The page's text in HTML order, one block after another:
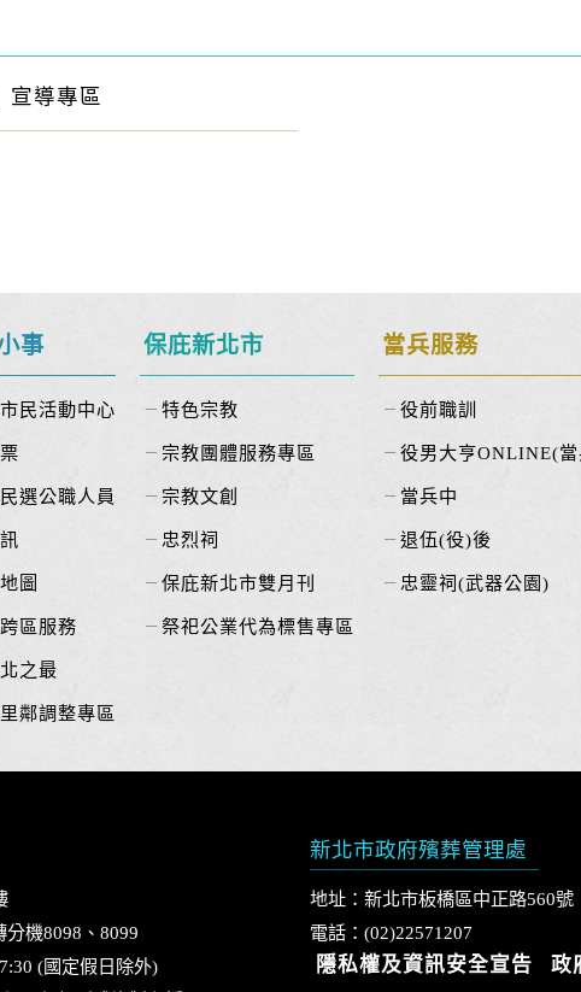
宣導專區
事
民活動中心
選公職人員
圖
區服務
之最
鄰調整專區
保庇新北市
特色宗教
宗教團體服務專區
宗教文創
忠烈祠
保庇新北市雙月刊
祭祀公業代為標售專區
當兵服務
役前職訓
役男大亨ONLINE(
當兵中
退伍(役)後
忠靈祠(武器公園)
機8098、8099
(國定假日除外)
新北市政府殯葬管理處
地址：新北市板橋區中正路560號
電話：(02)22571207
隱私權及資訊安全宣告 政